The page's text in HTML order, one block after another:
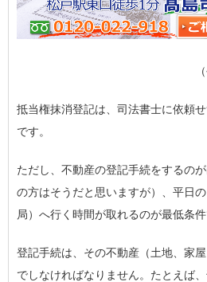
抵当権抹消登記は、司法書士に依頼
です。
ただし、不動産の登記手続をするの
の方はそうだと思いますが）、平日
局）へ行く時間が取れるのが最低条件
登記手続は、その不動産（土地、家
でしなければなりません。たとえば